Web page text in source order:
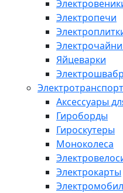
Электропечи
Яйцеварки
Электротранспорт
Аксессуары
Гироборды
Гироскутеры
Моноколеса
Электрокарты